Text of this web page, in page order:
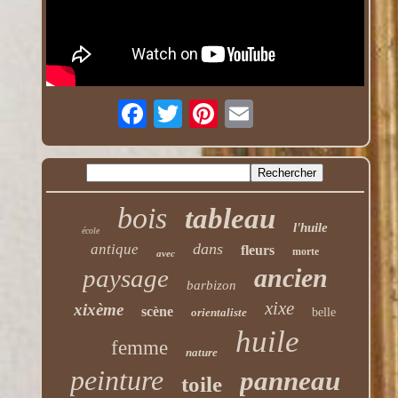
école bois tableau l'huile
antique avec dans fleurs morte
paysage barbizon ancien
xixème scène orientaliste xixe belle
femme nature huile
peinture toile panneau